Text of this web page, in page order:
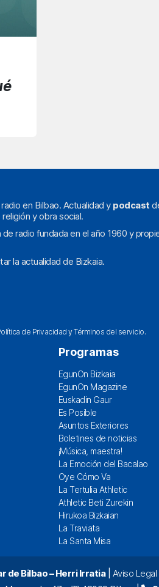
en Bilbao. Actualidad y podcast
y obra social.
radio fundada en el año 1960 y
la actualidad de Bizkaia.
de PrivacidadyTérminos del servicio.
Programas
EgunOn Bizkaia
EgunOn Magazine
Euskadin Gaur
Es Posible
Asuntos Exteriores
Boletines de noticias
¡Música, maestra!
La Emoción del Bacalao
Oye Cómo Va
La Tertulia Athletic
Athletic Beti Zurekin
Hirukoa Bizkaian
La Traviata
La Santa Misa
de Bilbao – Herri Irratia| Aviso Legal